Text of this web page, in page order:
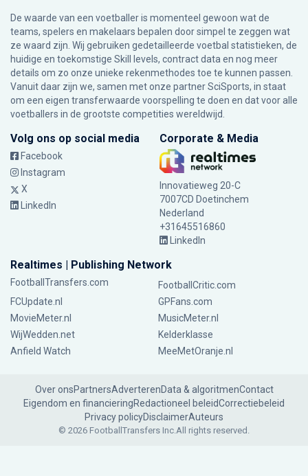
De waarde van een voetballer is momenteel gewoon wat de
teams, spelers en makelaars bepalen door simpel te zeggen wat
ze waard zijn. Wij gebruiken gedetailleerde voetbal statistieken, de
huidige en toekomstige Skill levels, contract data en nog meer
details om zo onze unieke rekenmethodes toe te kunnen passen.
Vanuit daar zijn we, samen met onze partner SciSports, in staat
om een eigen transferwaarde voorspelling te doen en dat voor alle
voetballers in de grootste competities wereldwijd.
Volg ons op social media
Facebook
Instagram
X
LinkedIn
Corporate & Media
Innovatieweg 20-C
7007CD Doetinchem
Nederland
+31645516860
LinkedIn
Realtimes | Publishing Network
FootballTransfers.com
FootballCritic.com
FCUpdate.nl
GPFans.com
MovieMeter.nl
MusicMeter.nl
WijWedden.net
Kelderklasse
Anfield Watch
MeeMetOranje.nl
Over onsPartnersAdverterenData & algoritmenContact
Eigendom en financieringRedactioneel beleidCorrectiebeleid
Privacy policyDisclaimerAuteurs
© 2026 FootballTransfers Inc.All rights reserved.